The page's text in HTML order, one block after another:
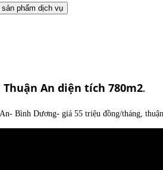
phẩm dịch vụ
An diện tích 780m2.
Bình Dương- giá 55 triệu đồng/tháng,